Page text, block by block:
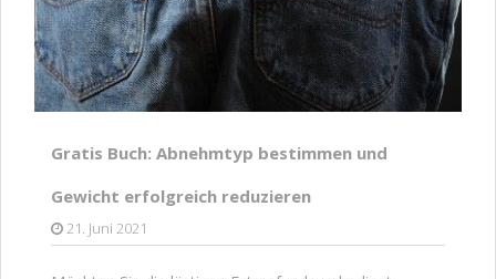
Gratis Buch: Abnehmtyp bestimmen und
Gewicht erfolgreich reduzieren
21. Juni 2021